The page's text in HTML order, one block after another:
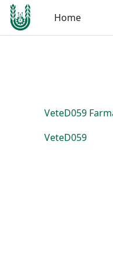
Skip to main content
Home
VeteD059
VeteD059